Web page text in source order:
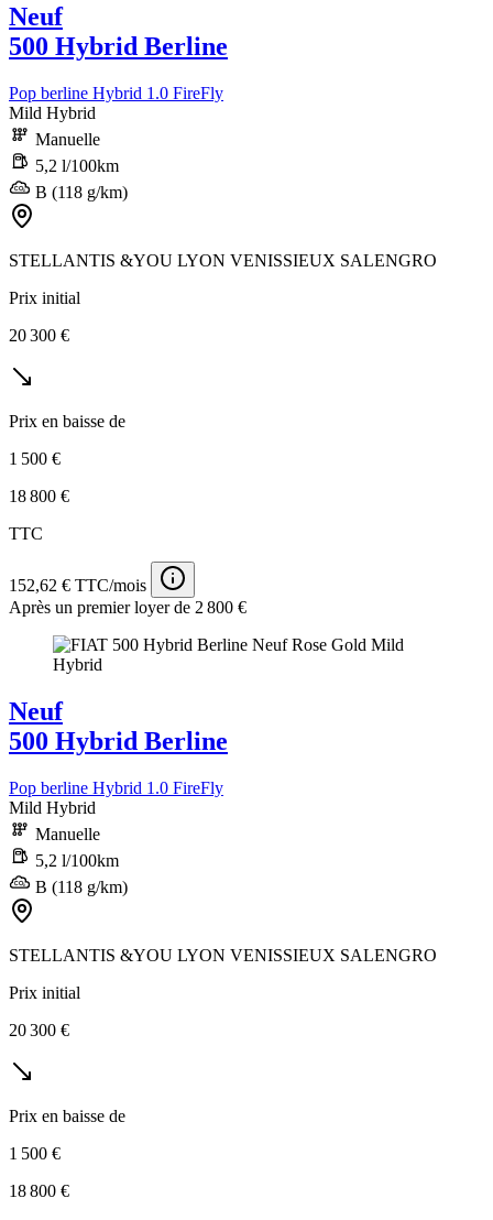
Neuf
500 Hybrid Berline
Pop berline Hybrid 1.0 FireFly
Mild Hybrid
Manuelle
5,2 l/100km
B (118 g/km)
STELLANTIS &YOU LYON VENISSIEUX SALENGRO
Prix initial
20 300 €
Prix en baisse de
1 500 €
18 800 €
TTC
152,62 € TTC/mois
Après un premier loyer de 2 800 €
Neuf
500 Hybrid Berline
Pop berline Hybrid 1.0 FireFly
Mild Hybrid
Manuelle
5,2 l/100km
B (118 g/km)
STELLANTIS &YOU LYON VENISSIEUX SALENGRO
Prix initial
20 300 €
Prix en baisse de
1 500 €
18 800 €